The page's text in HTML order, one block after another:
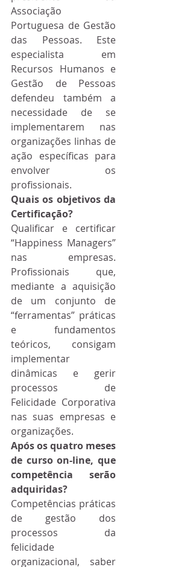
Associação
Portuguesa de Gestão
das Pessoas. Este
especialista em
Recursos Humanos e
Gestão de Pessoas
defendeu também a
necessidade de se
implementarem nas
organizações linhas de
ação específicas para
envolver os
profissionais.
Quais os objetivos da
Certificação?
Qualificar e certificar
“Happiness Managers”
nas empresas.
Profissionais que,
mediante a aquisição
de um conjunto de
“ferramentas” práticas
e fundamentos
teóricos, consigam
implementar
dinâmicas e gerir
processos de
Felicidade Corporativa
nas suas empresas e
organizações.
Após os quatro meses
de curso on-line, que
competência serão
adquiridas?
Competências práticas
de gestão dos
processos da
felicidade
organizacional, saber